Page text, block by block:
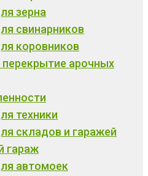
зерна
свинарников
коровников
арочных
техники
складов и гаражей
гараж
автомоек